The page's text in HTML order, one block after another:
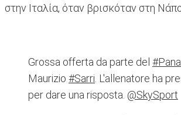
στην Ιταλία, όταν βρισκόταν στη
Grossa offerta da parte del
Maurizio #Sarri. L'allenatore ha
per dare una risposta. @SkySport